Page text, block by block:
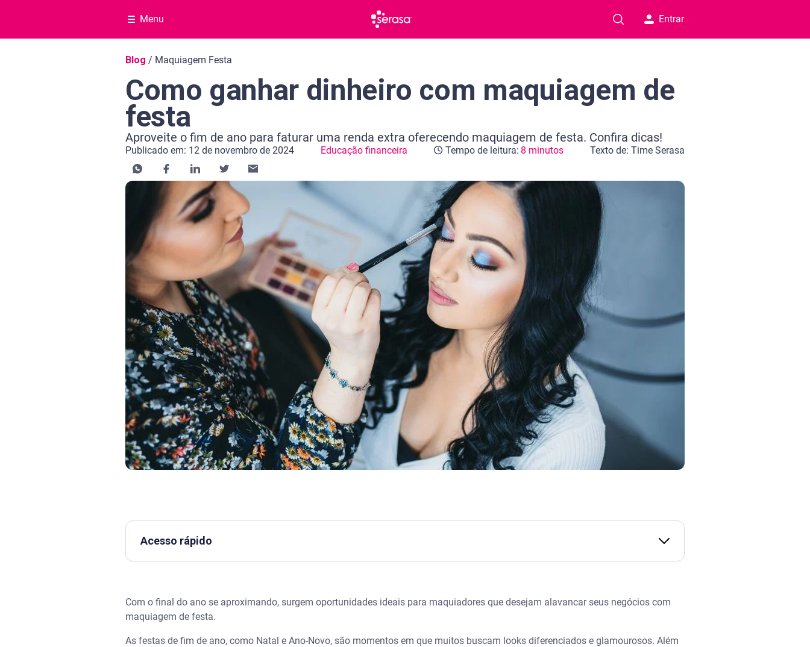
Menu Entrar
Navegação do blog
Blog / Maquiagem Festa
Como ganhar dinheiro com maquiagem de
festa
Aproveite o fim de ano para faturar uma renda extra oferecendo maquiagem de festa. Confira dicas!
Publicado em: 12 de novembro de 2024 Educação financeira
Categoria Educação financeira Tempo de leitura: 8 minutos
Tempo de leitura: 8 minutos Texto de: Time Serasa
Acesso rápido
Tendências de maquiagem para o Natal e Ano-Novo
Como montar pacotes de maquiagem para diferentes eventos
Com o final do ano se aproximando, surgem oportunidades ideais para maquiadores que desejam alavancar seus negócios com
maquiagem de festa.
As festas de fim de ano, como Natal e Ano-Novo, são momentos em que muitos buscam looks diferenciados e glamourosos. Além